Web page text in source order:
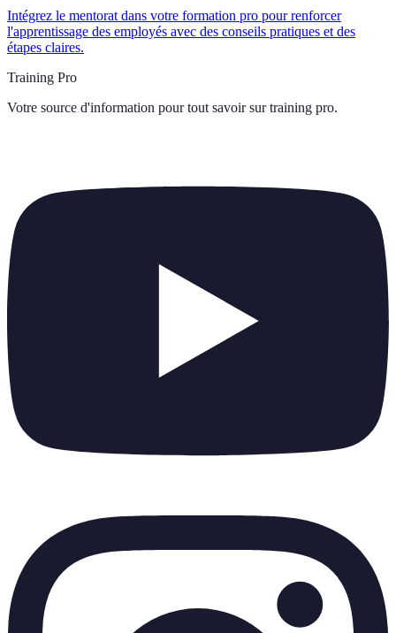
Intégrez le mentorat dans votre formation pro pour renforcer
l'apprentissage des employés avec des conseils pratiques et des
étapes claires.
Training Pro
Votre source d'information pour tout savoir sur training pro.